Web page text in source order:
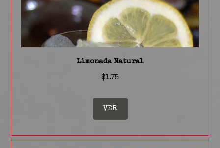
Limonada Natural
$1.75
VER